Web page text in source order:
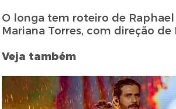
O longa tem roteiro de
Mariana Torres, com direção de
Veja também